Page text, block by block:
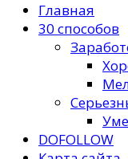
Главная
30 способов
DOFOLLOW